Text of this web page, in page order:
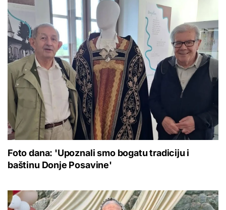
Foto dana: 'Upoznali smo bogatu tradiciju i
baštinu Donje Posavine'